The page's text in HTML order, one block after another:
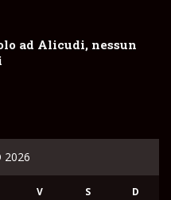
ad Alicudi, nessun
2026
V S D